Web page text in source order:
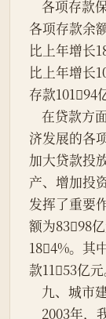
各项存款余
比上年增长
比上年增长
存款10194
济发展的各
加大贷款投
产、增加投
发挥了重要
额为8398
184%。其
款1153亿元
九、城